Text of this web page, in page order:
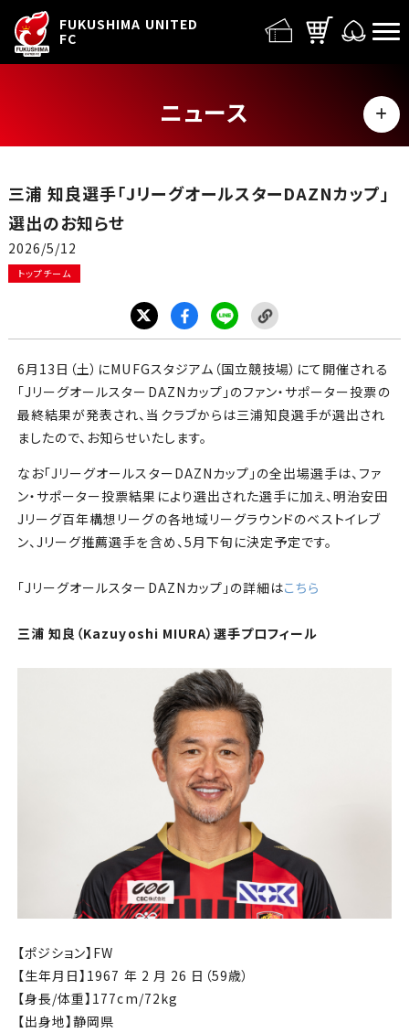
FUKUSHIMA UNITED
FC
ニュース
MENU
イベント
グッズ
チケット
農業部
その他
三浦 知良選手「JリーグオールスターDAZNカップ」
選出のお知らせ
2026/5/12
トップチーム
6月13日（土）にMUFGスタジアム（国立競技場）にて開催される
「JリーグオールスターDAZNカップ」のファン・サポーター投票の
最終結果が発表され、当クラブからは三浦知良選手が選出され
ましたので、お知らせいたします。
なお「JリーグオールスターDAZNカップ」の全出場選手は、ファ
ン・サポーター投票結果により選出された選手に加え、明治安田
Jリーグ百年構想リーグの各地域リーグラウンドのベストイレブ
ン、Jリーグ推薦選手を含め、5月下旬に決定予定です。
「JリーグオールスターDAZNカップ」の詳細はこちら
三浦 知良（Kazuyoshi MIURA）選⼿プロフィール
【ポジション】FW
【⽣年⽉⽇】1967 年 2 ⽉ 26 ⽇（59歳）
【⾝⻑/体重】177cm/72kg
【出⾝地】静岡県